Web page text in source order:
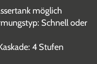
möglich
Schnell oder
4 Stufen